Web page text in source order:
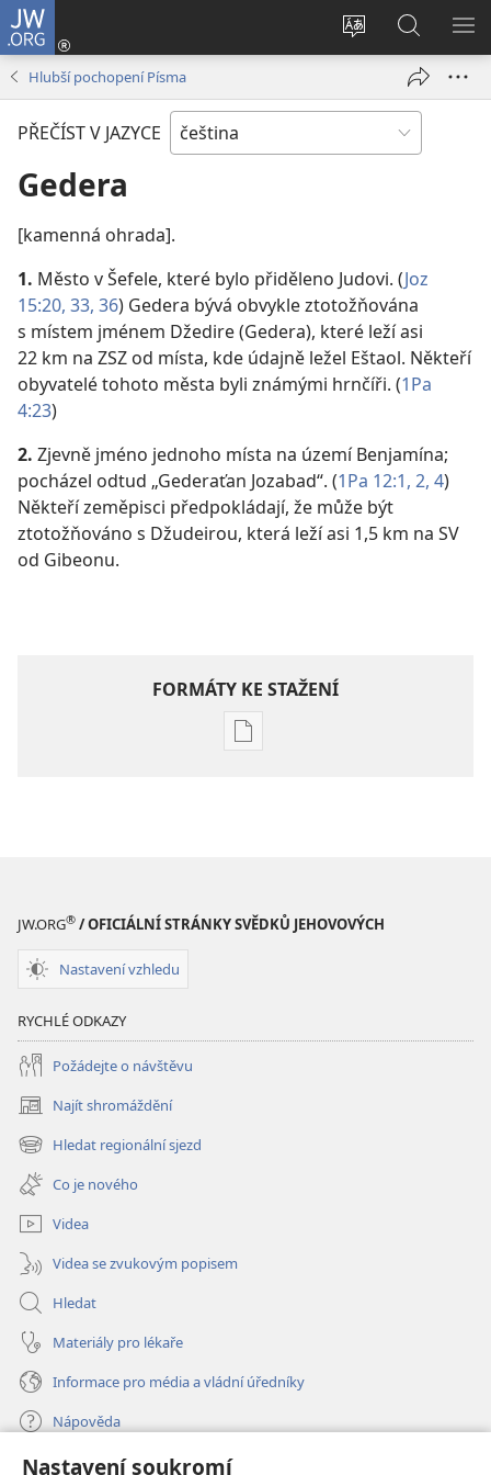
Nastavení soukromí
JW.ORG
Změnit
stránek
Přihlásit
se
okno)
Hledat
na
JW.ORG
Hlubší pochopení Písma
PŘEČÍST V JAZYCE
Gedera
[kamenná ohrada].
1. Město v Šefele, které bylo přiděleno Judovi. (Joz
15:20, 33, 36) Gedera bývá obvykle ztotožňována
s místem jménem Džedire (Gedera), které leží asi
22 km na ZSZ od místa, kde údajně ležel Eštaol. Někteří
obyvatelé tohoto města byli známými hrnčíři. (1Pa
4:23)
2. Zjevně jméno jednoho místa na území Benjamína;
pocházel odtud „Gederaťan Jozabad“. (1Pa 12:1, 2, 4)
Někteří zeměpisci předpokládají, že může být
ztotožňováno s Džudeirou, která leží asi 1,5 km na SV
od Gibeonu.
FORMÁTY KE STAŽENÍ
Formáty
JW.ORG® / OFICIÁLNÍ STRÁNKY SVĚDKŮ JEHOVOVÝCH
Nastavení vzhledu
RYCHLÉ ODKAZY
Požádejte o návštěvu
Najít shromáždění
(otevřeno
nové
okno)
Hledat regionální sjezd
(otevřeno
nové
okno)
Co je nového
Videa
Videa se zvukovým popisem
Hledat
Materiály pro lékaře
Informace pro média a vládní úředníky
Nápověda